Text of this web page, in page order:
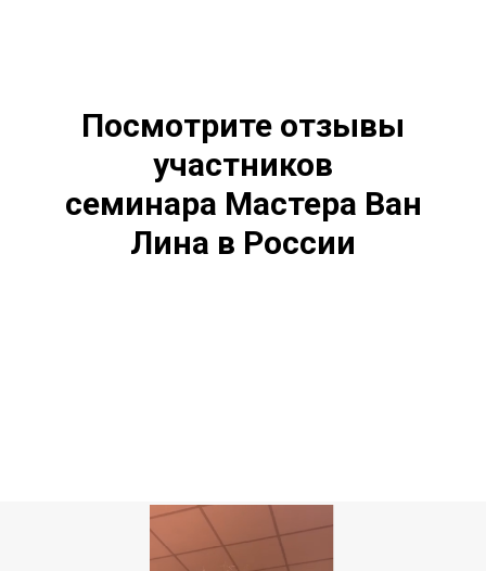
Посмотрите отзывы
участников
семинара Мастера Ван
Лина в России